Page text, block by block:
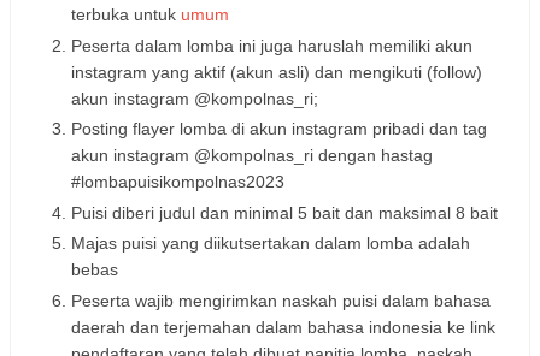
terbuka untuk umum
Peserta dalam lomba ini juga haruslah memiliki akun
instagram yang aktif (akun asli) dan mengikuti (follow)
akun instagram @kompolnas_ri;
Posting flayer lomba di akun instagram pribadi dan tag
akun instagram @kompolnas_ri dengan hastag
#lombapuisikompolnas2023
Puisi diberi judul dan minimal 5 bait dan maksimal 8 bait
Majas puisi yang diikutsertakan dalam lomba adalah
bebas
Peserta wajib mengirimkan naskah puisi dalam bahasa
daerah dan terjemahan dalam bahasa indonesia ke link